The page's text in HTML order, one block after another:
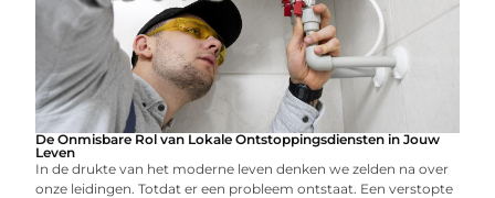
De Onmisbare Rol van Lokale Ontstoppingsdiensten in Jouw
Leven
In de drukte van het moderne leven denken we zelden na over
onze leidingen. Totdat er een probleem ontstaat. Een verstopte